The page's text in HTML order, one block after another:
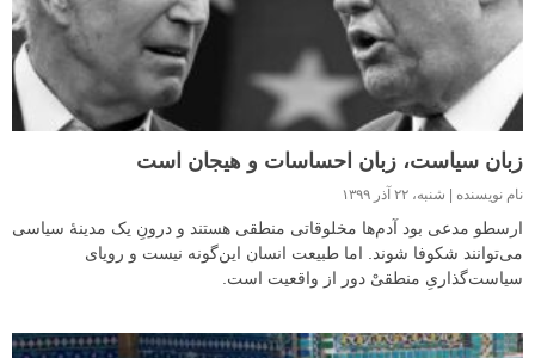
زبان سیاست، زبان احساسات و هیجان است
نام نویسنده شنبه، ۲۲ آذر ۱۳۹۹
ارسطو مدعی بود آدم‌ها مخلوقاتی منطقی هستند و درونِ یک مدینهٔ سیاسی
می‌توانند شکوفا شوند. اما طبیعت انسان این‌گونه نیست و رویای
سیاست‌گذاریِ منطقیْ دور از واقعیت است.